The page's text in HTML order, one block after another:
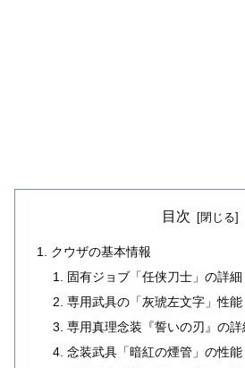
目次
クウザの基本情報
固有ジョブ「任侠刀士」の詳細
専用武具の「灰琥左文字」性能
専用真理念装『誓いの刃』の詳
念装武具「暗紅の煙管」の性能